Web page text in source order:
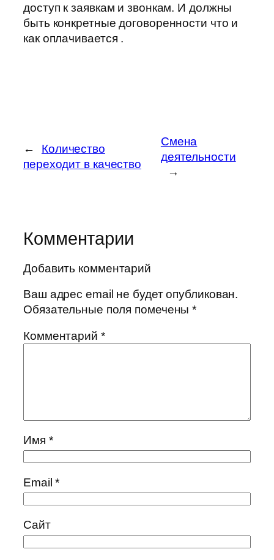
доступ к заявкам и звонкам. И должны
быть конкретные договоренности что и
как оплачивается .
←
Количество
переходит в качество
Смена
деятельности
→
Комментарии
Добавить комментарий
Ваш адрес email не будет опубликован.
Обязательные поля помечены*
Комментарий *
Имя *
Email*
Сайт